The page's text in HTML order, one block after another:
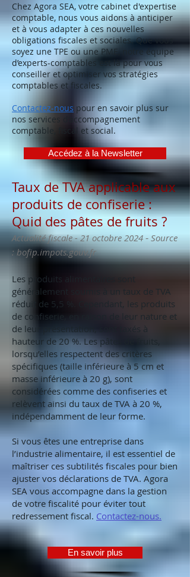
Chez Agora SEA, votre cabinet d'expertise
comptable, nous vous aidons à anticiper
et à vous adapter à ces nouvelles
obligations fiscales et sociales. Que vous
soyez une TPE ou une PME, notre équipe
d’experts-comptables est là pour vous
conseiller et optimiser vos stratégies
comptables et fiscales.
Contactez-nous pour en savoir plus sur
nos services d’accompagnement
comptable, fiscal et social.
Accédez à la Newsletter
Taux de TVA applicable aux
produits de confiserie :
Quid des pâtes de fruits ?
Actualité fiscale - 21 octobre 2024 - Source
: bofip.impots.gouv.fr
Les produits alimentaires sont
généralement soumis à un taux de TVA
réduit de 5,5 %. Cependant, les produits
de confiserie, en raison de leur nature et
de leur présentation, sont taxés à
hauteur de 20 %. Les pâtes de fruits,
lorsqu’elles respectent des critères
spécifiques (taille inférieure à 5 cm et
masse inférieure à 20 g), sont
considérées comme des confiseries et
relèvent ainsi du taux de TVA à 20 %,
indépendamment de leur forme.
Si vous êtes une entreprise dans
l’industrie alimentaire, il est essentiel de
maîtriser ces subtilités fiscales pour bien
ajuster vos déclarations de TVA. Agora
SEA vous accompagne dans la gestion
de votre fiscalité pour éviter tout
redressement fiscal. Contactez-nous.
En savoir plus